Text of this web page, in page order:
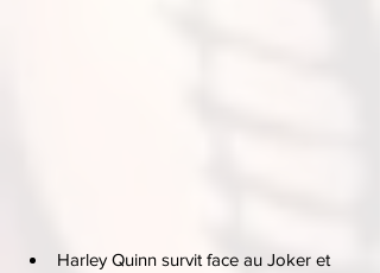
Harley Quinn survit face au Joker et